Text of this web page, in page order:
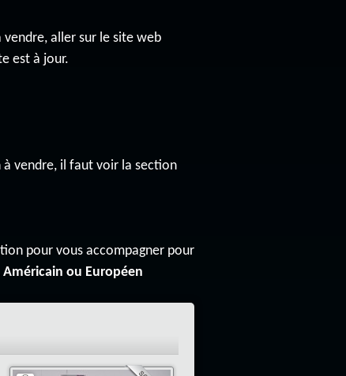
aller sur le site web
est à jour.
à vendre, il faut voir la section
pour vous accompagner pour
ou Européen